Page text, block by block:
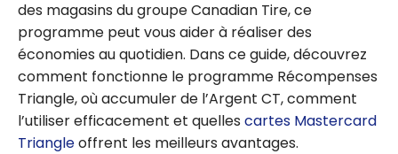
des magasins du groupe Canadian Tire, ce
programme peut vous aider à réaliser des
économies au quotidien. Dans ce guide, découvrez
comment fonctionne le programme Récompenses
Triangle, où accumuler de l’Argent CT, comment
l’utiliser efficacement et quelles cartes Mastercard
Triangleoffrent les meilleurs avantages.